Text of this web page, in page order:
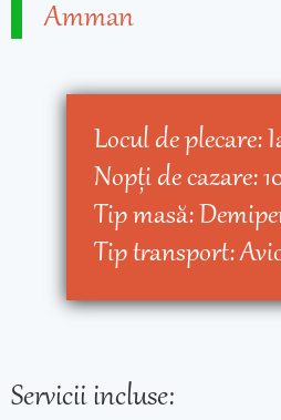
Amman
Locul de plecare:
Nopţi de cazare:
Tip masă:
Tip transport:
Servicii incluse: